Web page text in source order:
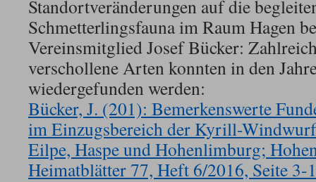
Standortveränderungen auf die
Schmetterlingsfauna im Raum Hagen
Vereinsmitglied Josef Bücker:
verschollene Arten konnten in den
wiedergefunden werden:
Bücker, J. (201): Bemerkenswerte
im Einzugsbereich der Kyrill-
Eilpe, Haspe und Hohenlimburg;
Heimatblätter 77, Heft 6/2016, Seite 3-